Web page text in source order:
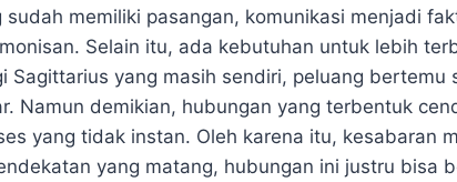
sudah memiliki pasangan, komunikasi menjadi
Selain itu, ada kebutuhan untuk lebih
Sagittarius yang masih sendiri, peluang bertemu
Namun demikian, hubungan yang terbentuk
yang tidak instan. Oleh karena itu, kesabaran
yang matang, hubungan ini justru bisa